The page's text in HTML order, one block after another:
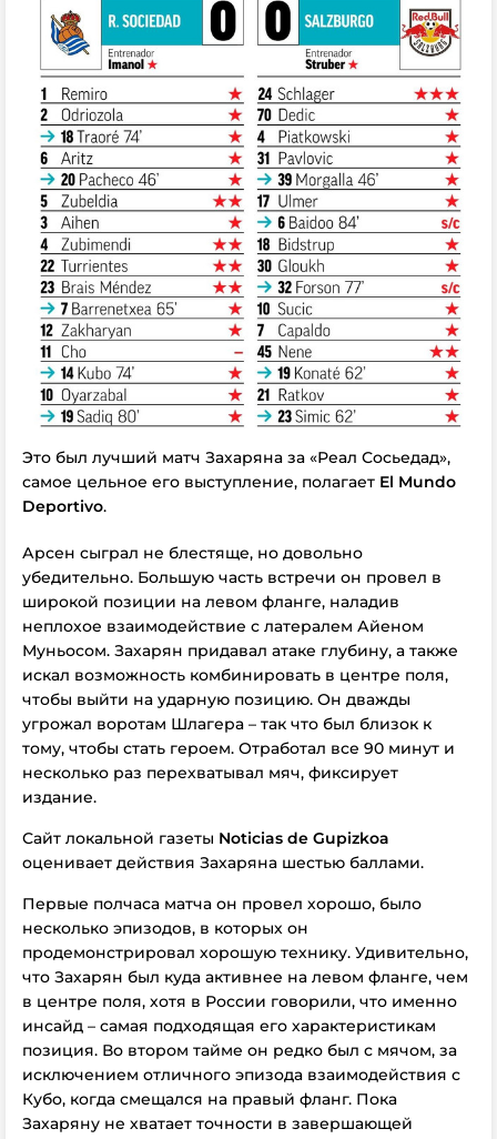
Это был лучший матч Захаряна за «Реал Сосьедад»,
самое цельное его выступление, полагает El Mundo
Deportivo.
Арсен сыграл не блестяще, но довольно
убедительно. Большую часть встречи он провел в
широкой позиции на левом фланге, наладив
неплохое взаимодействие с латералем Айеном
Муньосом. Захарян придавал атаке глубину, а также
искал возможность комбинировать в центре поля,
чтобы выйти на ударную позицию. Он дважды
угрожал воротам Шлагера – так что был близок к
тому, чтобы стать героем. Отработал все 90 минут и
несколько раз перехватывал мяч, фиксирует
издание.
Сайт локальной газеты Noticias de Gupizkoa
оценивает действия Захаряна шестью баллами.
Первые полчаса матча он провел хорошо, было
несколько эпизодов, в которых он
продемонстрировал хорошую технику. Удивительно,
что Захарян был куда активнее на левом фланге, чем
в центре поля, хотя в России говорили, что именно
инсайд – самая подходящая его характеристикам
позиция. Во втором тайме он редко был с мячом, за
исключением отличного эпизода взаимодействия с
Кубо, когда смещался на правый фланг. Пока
Захаряну не хватает точности в завершающей